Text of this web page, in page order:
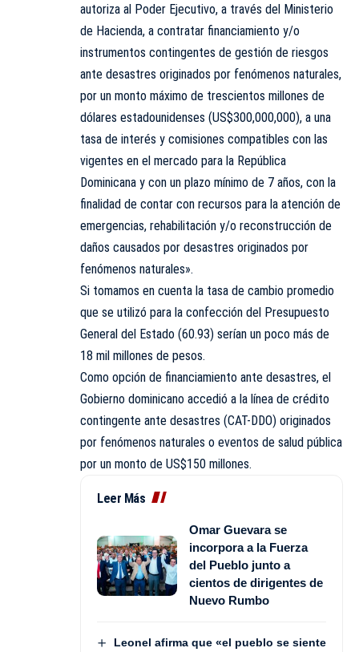
autoriza al Poder Ejecutivo, a través del Ministerio
de Hacienda, a contratar financiamiento y/o
instrumentos contingentes de gestión de riesgos
ante desastres originados por fenómenos naturales,
por un monto máximo de trescientos millones de
dólares estadounidenses (US$300,000,000), a una
tasa de interés y comisiones compatibles con las
vigentes en el mercado para la República
Dominicana y con un plazo mínimo de 7 años, con la
finalidad de contar con recursos para la atención de
emergencias, rehabilitación y/o reconstrucción de
daños causados por desastres originados por
fenómenos naturales».
Si tomamos en cuenta la tasa de cambio promedio
que se utilizó para la confección del Presupuesto
General del Estado (60.93) serían un poco más de
18 mil millones de pesos.
Como opción de financiamiento ante desastres, el
Gobierno dominicano accedió a la línea de crédito
contingente ante desastres (CAT-DDO) originados
por fenómenos naturales o eventos de salud pública
por un monto de US$150 millones.
Leer Más
Omar Guevara se
incorpora a la Fuerza
del Pueblo junto a
cientos de dirigentes de
Nuevo Rumbo
Leonel afirma que «el pueblo se siente